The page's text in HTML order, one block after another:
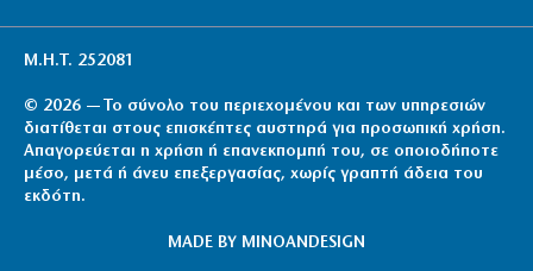
Μ.Η.Τ. 252081
© 2026 — Το σύνολο του περιεχομένου και των υπηρεσιών
διατίθεται στους επισκέπτες αυστηρά για προσωπική χρήση.
Απαγορεύεται η χρήση ή επανεκπομπή του, σε οποιοδήποτε
μέσο, μετά ή άνευ επεξεργασίας, χωρίς γραπτή άδεια του
εκδότη.
MADE BY MINOANDESIGN